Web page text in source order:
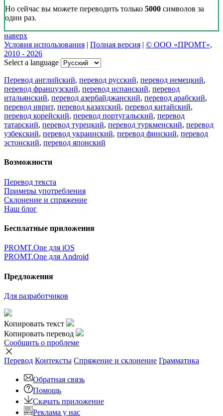
Но сейчас вы можете переводить только 5000 символов за
один раз.
наверх
Условия использования | Полная версия | © ООО «ПРОМТ»,
2010 - 2026
Select a language
Перевод английский, перевод русский, перевод немецкий,
перевод французский, перевод испанский, перевод
итальянский, перевод азербайджанский, перевод арабский,
перевод иврит, перевод казахский, перевод китайский,
перевод корейский, перевод португальский, перевод
татарский, перевод турецкий, перевод туркменский, перевод
узбекский, перевод украинский, перевод финский, перевод
эстонский, перевод японский
Возможности
Перевод текста
Примеры употребления
Склонение и спряжение
Наш блог
Бесплатные приложения
PROMT.One для iOS
PROMT.One для Android
Предложения
Для разработчиков
Копировать текст
Копировать перевод
Сообщить о проблеме
Перевод Контексты Спряжение и склонение Грамматика
Обратная связь
Помощь
Скачать приложение
Реклама у нас